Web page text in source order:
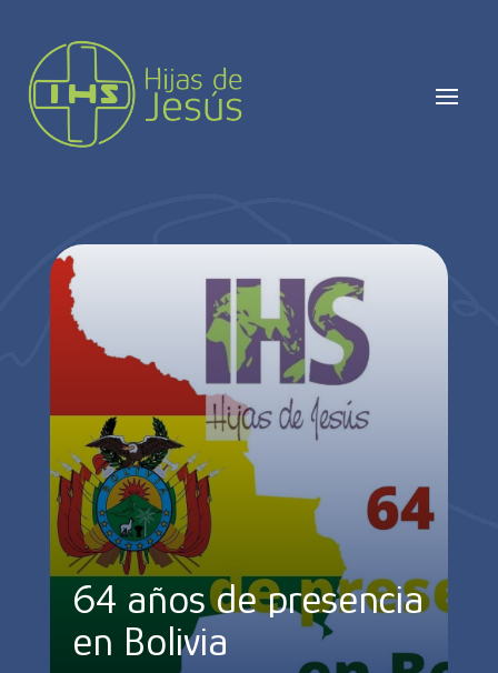
64 años de presencia
en Bolivia